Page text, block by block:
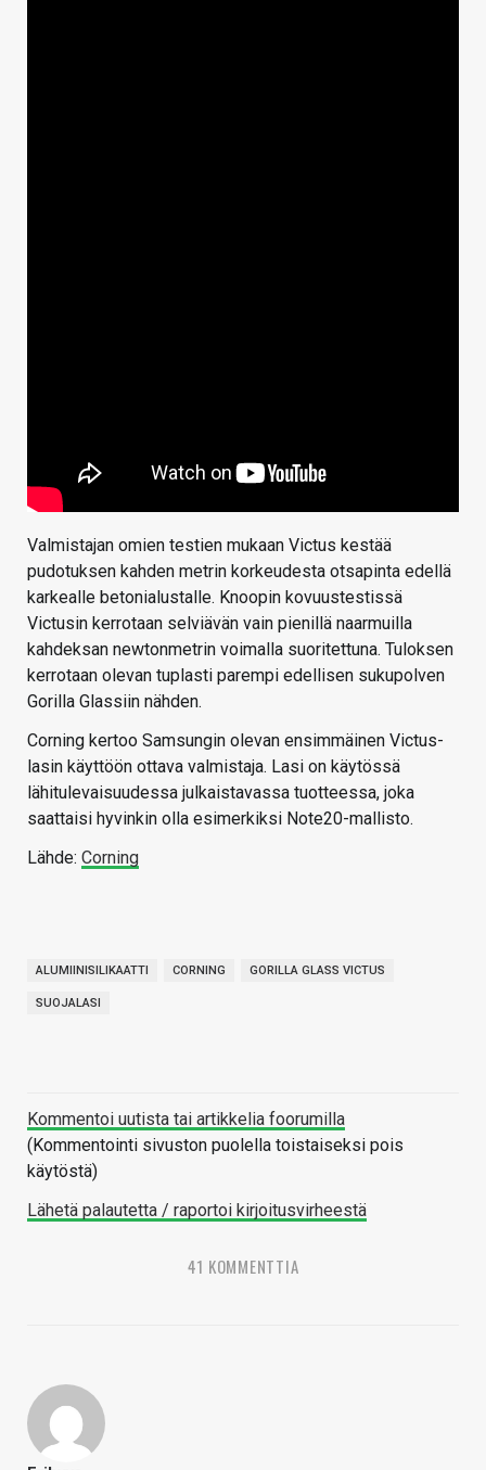
Valmistajan omien testien mukaan Victus kestää
pudotuksen kahden metrin korkeudesta otsapinta edellä
karkealle betonialustalle. Knoopin kovuustestissä
Victusin kerrotaan selviävän vain pienillä naarmuilla
kahdeksan newtonmetrin voimalla suoritettuna. Tuloksen
kerrotaan olevan tuplasti parempi edellisen sukupolven
Gorilla Glassiin nähden.
Corning kertoo Samsungin olevan ensimmäinen Victus-
lasin käyttöön ottava valmistaja. Lasi on käytössä
lähitulevaisuudessa julkaistavassa tuotteessa, joka
saattaisi hyvinkin olla esimerkiksi Note20-mallisto.
Lähde: Corning
ALUMIINISILIKAATTI CORNING GORILLA GLASS VICTUS
SUOJALASI
Kommentoi uutista tai artikkelia foorumilla
(Kommentointi sivuston puolella toistaiseksi pois
käytöstä)
Lähetä palautetta / raportoi kirjoitusvirheestä
41 KOMMENTTIA